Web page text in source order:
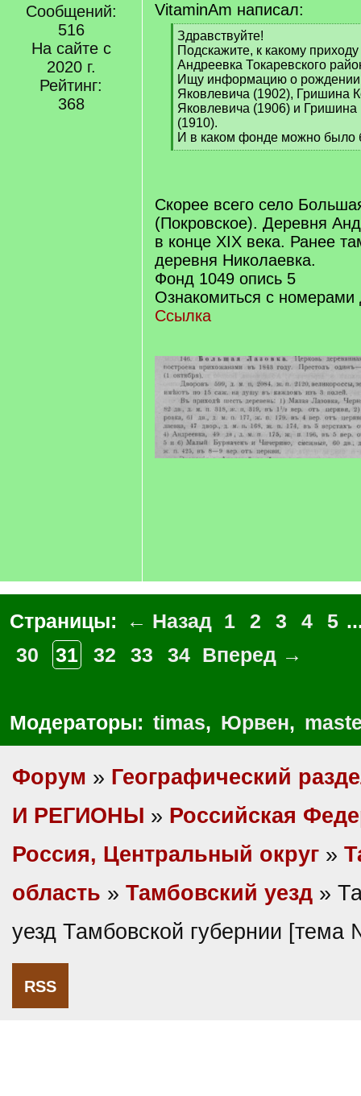
Сообщений:
516
На сайте с
2020 г.
Рейтинг:
368
VitaminAm написал:
[
q
]
Здравствуйте!
Подскажите, к какому
Андреевка Токаревского
Ищу информацию о
Яковлевича (1902), Гришина
Яковлевича (1906) и
(1910).
И в каком фонде можно было
[
Скорее всего село
(Покровское). Деревня
в конце XIX века. Ранее
деревня Николаевка.
Фонд 1049 опись 5
Ознакомиться с
Ссылка
Страницы: ← Назад 1 2 3 4 5
30
31 32 33 34 Вперед →
Модераторы: timas, Юрвен,
Форум » Географический
И РЕГИОНЫ » Российская
Россия, Центральный округ »
область » Тамбовский уезд »
уезд Тамбовской губернии
RSS